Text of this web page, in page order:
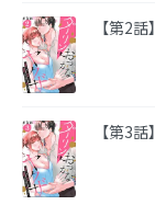
【第2話】
【第3話】